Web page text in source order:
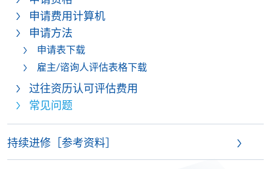
申请费用计算机
申请方法
申请表下载
雇主/谘询人评估表格下载
过往资历认可评估费用
常见问题
持续进修［参考资料］